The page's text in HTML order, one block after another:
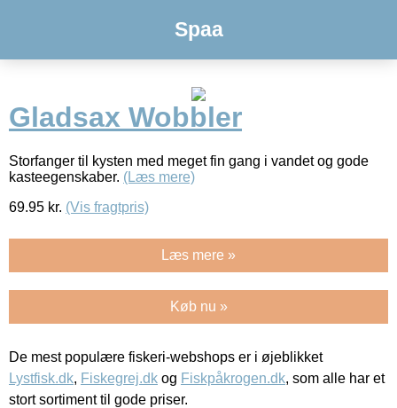
Spaa
Gladsax Wobbler
Storfanger til kysten med meget fin gang i vandet og gode
kasteegenskaber. (Læs mere)
69.95 kr. (Vis fragtpris)
Læs mere »
Køb nu »
De mest populære fiskeri-webshops er i øjeblikket
Lystfisk.dk, Fiskegrej.dk og Fiskpåkrogen.dk, som alle har et
stort sortiment til gode priser.